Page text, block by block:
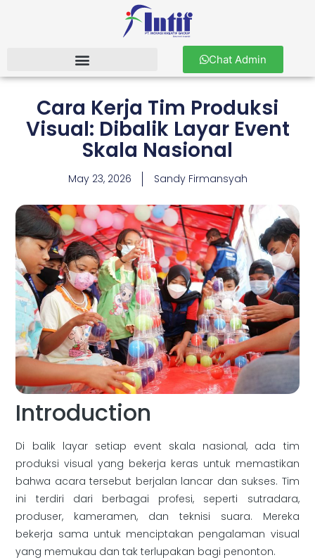
Chat Admin
Cara Kerja Tim Produksi
Visual: Dibalik Layar Event
Skala Nasional
May 23, 2026 Sandy Firmansyah
Introduction
Di balik layar setiap event skala nasional, ada tim
produksi visual yang bekerja keras untuk memastikan
bahwa acara tersebut berjalan lancar dan sukses. Tim
ini terdiri dari berbagai profesi, seperti sutradara,
produser, kameramen, dan teknisi suara. Mereka
bekerja sama untuk menciptakan pengalaman visual
yang memukau dan tak terlupakan bagi penonton.